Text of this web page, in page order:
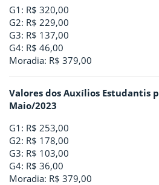
G1: R$ 320,00
G2: R$ 229,00
G3: R$ 137,00
G4: R$ 46,00
Moradia: R$ 379,00
Valores dos Auxílios Estudantis
Maio/2023
G1: R$ 253,00
G2: R$ 178,00
G3: R$ 103,00
G4: R$ 36,00
Moradia: R$ 379,00